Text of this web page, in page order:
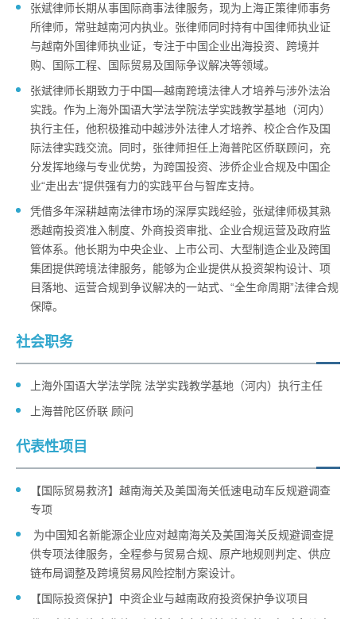
张斌律师长期从事国际商事法律服务，现为上海正策律师事务
所律师，常驻越南河内执业。张律师同时持有中国律师执业证
与越南外国律师执业证，专注于中国企业出海投资、跨境并
购、国际工程、国际贸易及国际争议解决等领域。
张斌律师长期致力于中国—越南跨境法律人才培养与涉外法治
实践。作为上海外国语大学法学院法学实践教学基地（河内）
执行主任，他积极推动中越涉外法律人才培养、校企合作及国
际法律实践交流。同时，张律师担任上海普陀区侨联顾问，充
分发挥地缘与专业优势，为跨国投资、涉侨企业合规及中国企
业“走出去”提供强有力的实践平台与智库支持。
凭借多年深耕越南法律市场的深厚实践经验，张斌律师极其熟
悉越南投资准入制度、外商投资审批、企业合规运营及政府监
管体系。他长期为中央企业、上市公司、大型制造企业及跨国
集团提供跨境法律服务，能够为企业提供从投资架构设计、项
目落地、运营合规到争议解决的一站式、“全生命周期”法律合规
保障。
社会职务
上海外国语大学法学院 法学实践教学基地（河内）执行主任
上海普陀区侨联 顾问
代表性项目
【国际贸易救济】越南海关及美国海关低速电动车反规避调查
专项
为中国知名新能源企业应对越南海关及美国海关反规避调查提
供专项法律服务，全程参与贸易合规、原产地规则判定、供应
链布局调整及跨境贸易风险控制方案设计。
【国际投资保护】中资企业与越南政府投资保护争议项目